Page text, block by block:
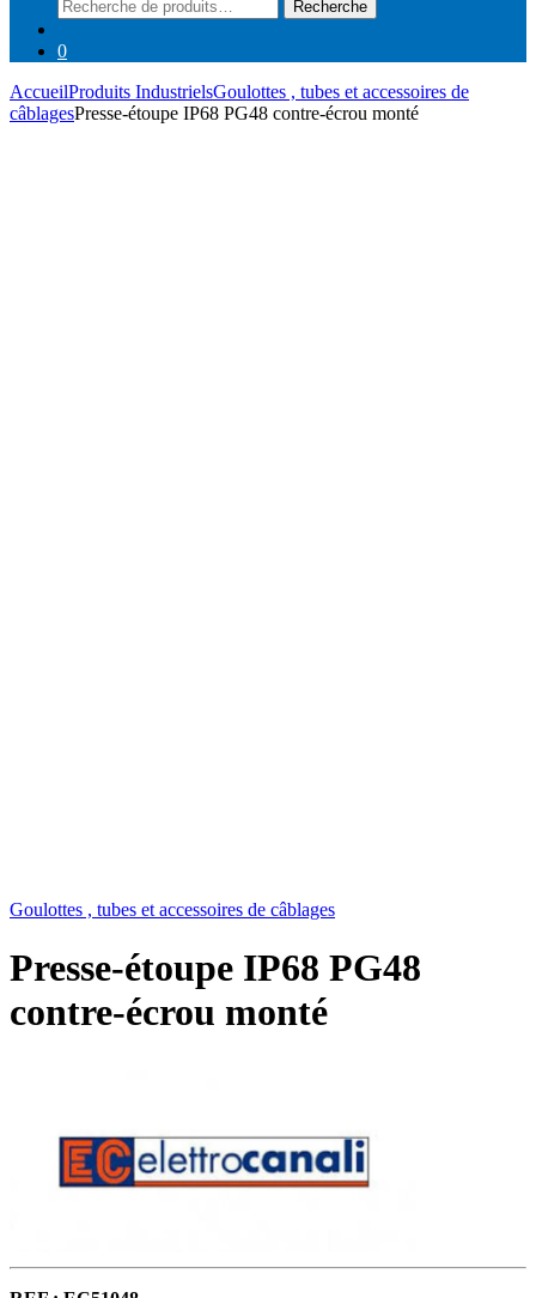
pour :
Recherche
0
AccueilProduits IndustrielsGoulottes , tubes et accessoires de
câblagesPresse-étoupe IP68 PG48 contre-écrou monté
Goulottes , tubes et accessoires de câblages
Presse-étoupe IP68 PG48
contre-écrou monté